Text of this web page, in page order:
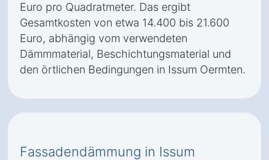
Euro pro Quadratmeter. Das ergibt
Gesamtkosten von etwa 14.400 bis 21.600
Euro, abhängig vom verwendeten
Dämmmaterial, Beschichtungsmaterial und
den örtlichen Bedingungen in Issum Oermten.
Fassadendämmung in Issum